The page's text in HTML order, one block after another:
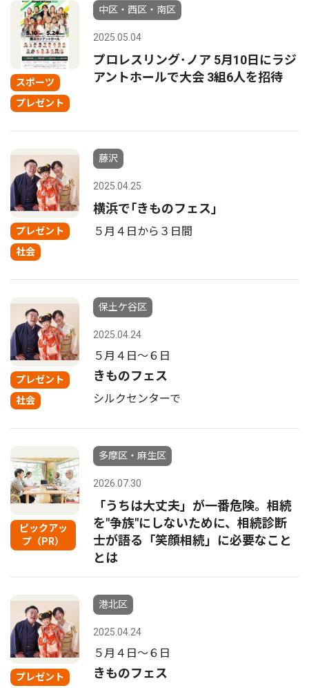
スポーツ
プレゼント
中区・西区・南区
2025.05.04
プロレスリング･ノア 5月10日にラジ
アントホールで大会 3組6人を招待
プレゼント
社会
藤沢
2025.04.25
横浜で｢きものフェス｣
５月４日から３日間
プレゼント
社会
保土ケ谷区
2025.04.24
５月４日〜６日
きものフェス
シルクセンターで
ピックアッ
プ（PR）
多摩区・麻生区
2026.07.30
「うちは大丈夫」が一番危険。相続
を"争族"にしないために、相続診断
士が語る「笑顔相続」に必要なこと
とは
プレゼント
港北区
2025.04.24
５月４日〜６日
きものフェス